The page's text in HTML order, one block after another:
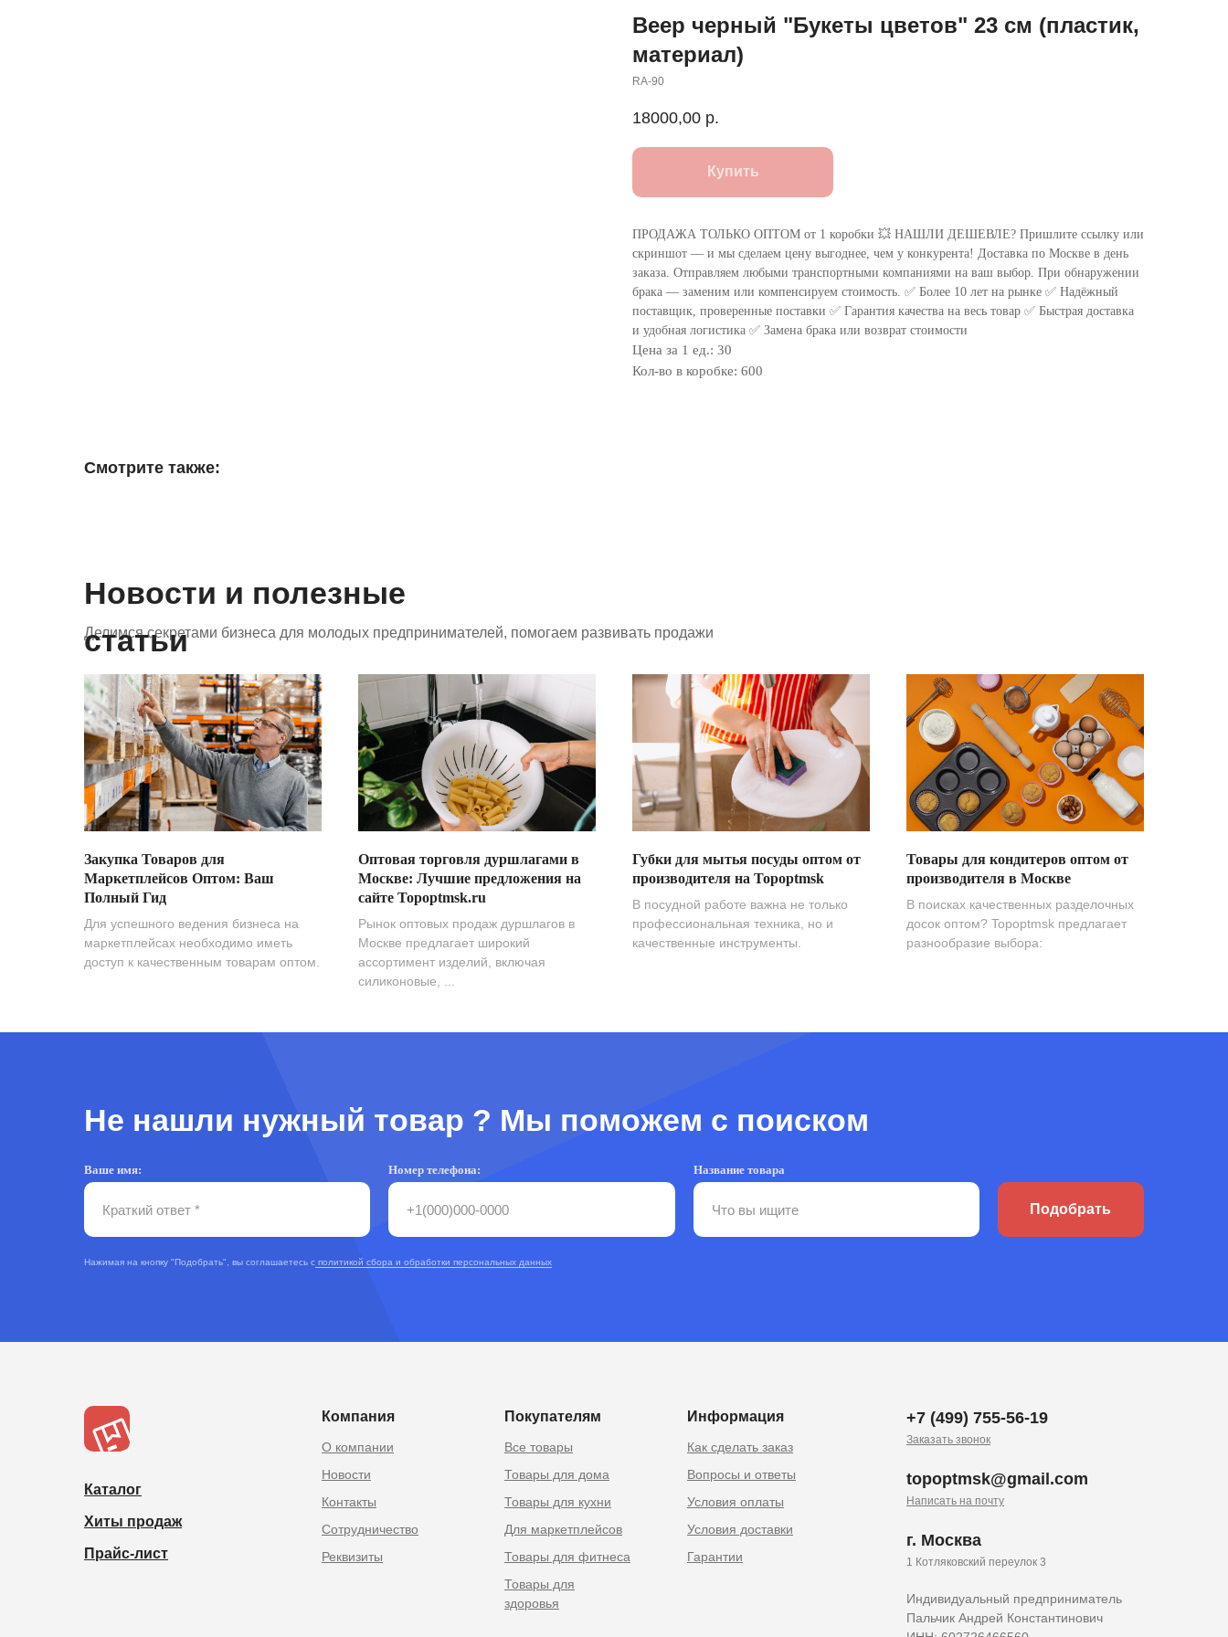
Веер черный "Букеты цветов" 23 см (пластик,
материал)
RA-90
18000,00 р.
Купить
ПРОДАЖА ТОЛЬКО ОПТОМ от 1 коробки 💥 НАШЛИ ДЕШЕВЛЕ? Пришлите ссылку или
скриншот — и мы сделаем цену выгоднее, чем у конкурента! Доставка по Москве в день
заказа. Отправляем любыми транспортными компаниями на ваш выбор. При обнаружении
брака — заменим или компенсируем стоимость. ✅ Более 10 лет на рынке ✅ Надёжный
поставщик, проверенные поставки ✅ Гарантия качества на весь товар ✅ Быстрая доставка
и удобная логистика ✅ Замена брака или возврат стоимости
Цена за 1 ед.: 30
Кол-во в коробке: 600
Смотрите также:
Новости и полезные
статьи
Делимся секретами бизнеса для молодых предпринимателей, помогаем развивать продажи
Закупка Товаров для
Маркетплейсов Оптом: Ваш
Полный Гид
Для успешного ведения бизнеса на
маркетплейсах необходимо иметь
доступ к качественным товарам оптом.
Оптовая торговля дуршлагами в
Москве: Лучшие предложения на
сайте Topoptmsk.ru
Рынок оптовых продаж дуршлагов в
Москве предлагает широкий
ассортимент изделий, включая
силиконовые, ...
Губки для мытья посуды оптом от
производителя на Topoptmsk
В посудной работе важна не только
профессиональная техника, но и
качественные инструменты.
Товары для кондитеров оптом от
производителя в Москве
В поисках качественных разделочных
досок оптом? Topoptmsk предлагает
разнообразие выбора:
Не нашли нужный товар ? Мы поможем с поиском
Ваше имя: Номер телефона: Название товара
Подобрать
Нажимая на кнопку "Подобрать", вы соглашаетесь с политикой сбора и обработки персональных данных
Компания Покупателям Информация
Как сделать заказ
Вопросы и ответы
Условия оплаты
Индивидуальный предприниматель
Пальчик Андрей Константинович
Гарантии
Все товары
Товары для дома
Товары для кухни
О компании
Новости
Контакты
Сотрудничество
Для маркетплейсов
Товары для фитнеса
Товары для
здоровья
Реквизиты
+7 (499) 755-56-19
Заказать звонок
topoptmsk@gmail.com
Написать на почту
г. Москва
1 Котляковский переулок 3
Каталог
Хиты продаж
Прайс-лист
Условия доставки